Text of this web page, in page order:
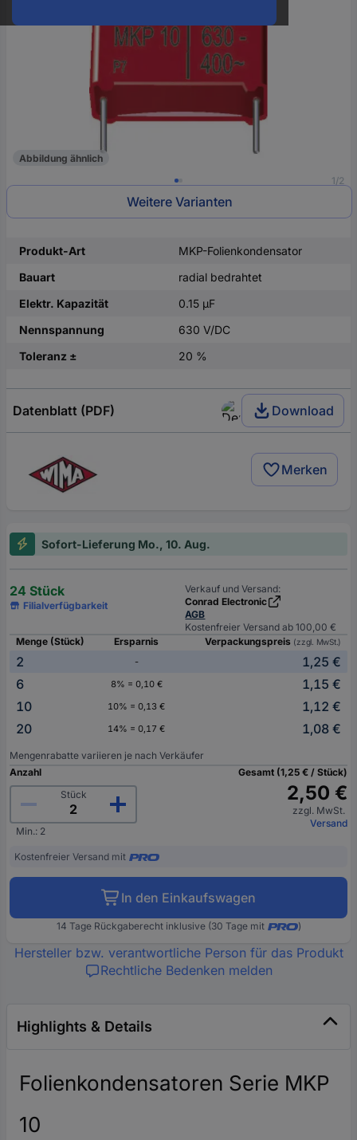
1/2
Abbildung ähnlich
Weitere Varianten
Produkt-Art
MKP-Folienkondensator
Bauart
radial bedrahtet
Elektr. Kapazität
0.15 µF
Nennspannung
630 V/DC
Toleranz ±
20 %
Datenblatt (PDF) Download
Merken
Sofort-Lieferung Mo., 10. Aug.
24 Stück
Filialverfügbarkeit
Verkauf und Versand:
Conrad Electronic
AGB
Kostenfreier Versand ab 100,00 €
Menge (Stück)
Ersparnis Verpackungspreis (zzgl. MwSt.)
2 -
1,25 €
6
8% = 0,10 €
1,15 €
10
10% = 0,13 €
1,12 €
20
14% = 0,17 € 1,08 €
Mengenrabatte variieren je nach Verkäufer
Anzahl
Stück
Min.: 2
Gesamt (1,25 € / Stück)
2,50 €
zzgl. MwSt.
Versand
Kostenfreier Versand mit
In den Einkaufswagen
14 Tage Rückgaberecht inklusive (30 Tage mit )
Hersteller bzw. verantwortliche Person für das Produkt
Rechtliche Bedenken melden
Highlights & Details
Folienkondensatoren Serie MKP
10